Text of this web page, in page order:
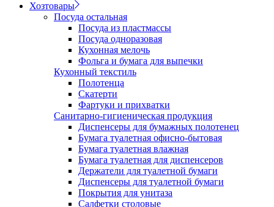
Хозтовары
Посуда остальная
Посуда из пластмассы
Посуда одноразовая
Кухонная мелочь
Фольга и бумага для выпечки
Кухонный текстиль
Полотенца
Скатерти
Фартуки и прихватки
Санитарно-гигиеническая продукция
Диспенсеры для бумажных полотенец
Бумага туалетная офисно-бытовая
Бумага туалетная влажная
Бумага туалетная для диспенсеров
Держатели для туалетной бумаги
Диспенсеры для туалетной бумаги
Покрытия для унитаза
Салфетки столовые